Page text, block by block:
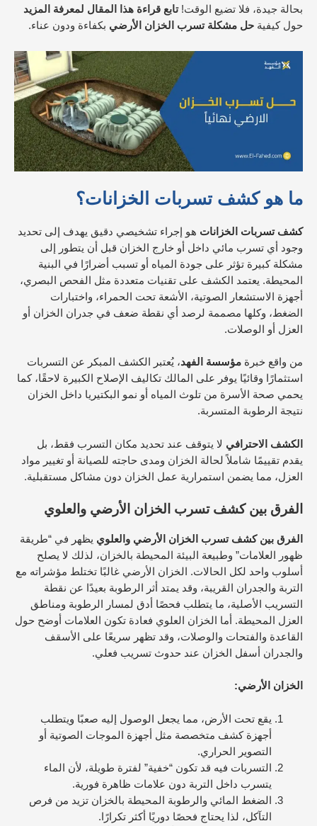
بحالة جيدة، فلا تضيع الوقت!تابع قراءة هذا المقال لمعرفة المزيد
حول كيفية حل مشكلة تسرب الخزان الأرضي بكفاءة ودون عناء.
ما هو كشف تسربات الخزانات؟
كشف تسربات الخزانات هو إجراء تشخيصي دقيق يهدف إلى تحديد
وجود أي تسرب مائي داخل أو خارج الخزان قبل أن يتطور إلى
مشكلة كبيرة تؤثر على جودة المياه أو تسبب أضرارًا في البنية
المحيطة. يعتمد الكشف على تقنيات متعددة مثل الفحص البصري،
أجهزة الاستشعار الصوتية، الأشعة تحت الحمراء، واختبارات
الضغط، وكلها مصممة لرصد أي نقطة ضعف في جدران الخزان أو
العزل أو الوصلات.
من واقع خبرة مؤسسة الفهد، يُعتبر الكشف المبكر عن التسربات
استثمارًا وقائيًا يوفر على المالك تكاليف الإصلاح الكبيرة لاحقًا، كما
يحمي صحة الأسرة من تلوث المياه أو نمو البكتيريا داخل الخزان
نتيجة الرطوبة المتسربة.
الكشف الاحترافي لا يتوقف عند تحديد مكان التسرب فقط، بل
يقدم تقييمًا شاملاً لحالة الخزان ومدى حاجته للصيانة أو تغيير مواد
العزل، مما يضمن استمرارية عمل الخزان دون مشاكل مستقبلية.
الفرق بين كشف تسرب الخزان الأرضي والعلوي
الفرق بين كشف تسرب الخزان الأرضي والعلوي يظهر في “طريقة
ظهور العلامات” وطبيعة البيئة المحيطة بالخزان، لذلك لا يصلح
أسلوب واحد لكل الحالات. الخزان الأرضي غالبًا تختلط مؤشراته مع
التربة والجدران القريبة، وقد يمتد أثر الرطوبة بعيدًا عن نقطة
التسريب الأصلية، ما يتطلب فحصًا أدق لمسار الرطوبة ومناطق
العزل المحيطة. أما الخزان العلوي فعادة تكون العلامات أوضح حول
القاعدة والفتحات والوصلات، وقد تظهر سريعًا على الأسقف
والجدران أسفل الخزان عند حدوث تسريب فعلي.
الخزان الأرضي:
يقع تحت الأرض، مما يجعل الوصول إليه صعبًا ويتطلب
أجهزة كشف متخصصة مثل أجهزة الموجات الصوتية أو
التصوير الحراري.
التسربات فيه قد تكون “خفية” لفترة طويلة، لأن الماء
يتسرب داخل التربة دون علامات ظاهرة فورية.
الضغط المائي والرطوبة المحيطة بالخزان تزيد من فرص
التآكل، لذا يحتاج فحصًا دوريًا أكثر تكرارًا.